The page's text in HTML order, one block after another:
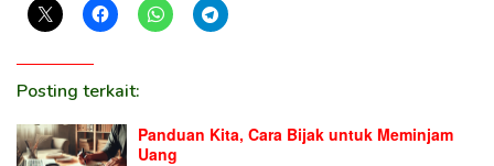
Posting terkait:
Panduan Kita, Cara Bijak untuk Meminjam
Uang